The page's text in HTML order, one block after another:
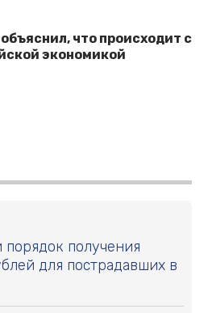
что происходит с
экономикой
получения
для пострадавших в